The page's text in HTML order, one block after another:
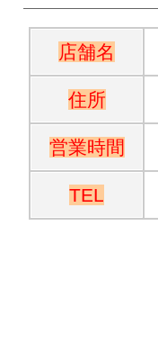
店舗名
住所
営業時間
TEL